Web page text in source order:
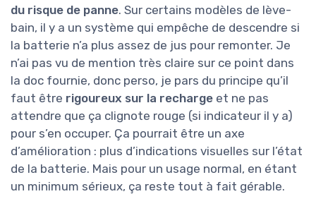
du risque de panne. Sur certains modèles de lève-
bain, il y a un système qui empêche de descendre si
la batterie n’a plus assez de jus pour remonter. Je
n’ai pas vu de mention très claire sur ce point dans
la doc fournie, donc perso, je pars du principe qu’il
faut être rigoureux sur la recharge et ne pas
attendre que ça clignote rouge (si indicateur il y a)
pour s’en occuper. Ça pourrait être un axe
d’amélioration : plus d’indications visuelles sur l’état
de la batterie. Mais pour un usage normal, en étant
un minimum sérieux, ça reste tout à fait gérable.